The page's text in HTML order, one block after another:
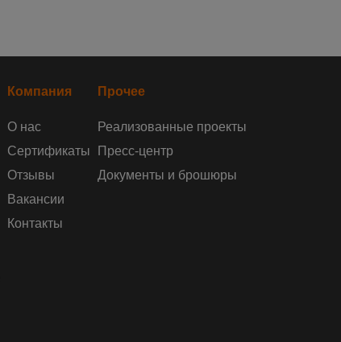
Компания
О нас
Сертификаты
Отзывы
Вакансии
Контакты
Прочее
Реализованные проекты
Пресс-центр
Документы и брошюры